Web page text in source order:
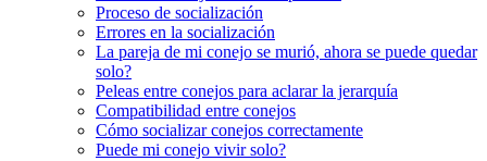
Proceso de socialización
Errores en la socialización
La pareja de mi conejo se murió, ahora se puede quedar
solo?
Peleas entre conejos para aclarar la jerarquía
Compatibilidad entre conejos
Cómo socializar conejos correctamente
Puede mi conejo vivir solo?